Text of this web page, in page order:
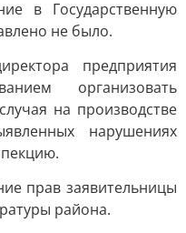
в Государственную
не было.
предприятия
организовать
на производстве
нарушениях
прав заявительницы
района.